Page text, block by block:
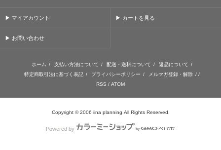
▶ マイアカウント ▶ カートを見る
▶ お問い合わせ
ホーム / 支払い方法について / 配送・送料について / 返品について /
特定商取引法に基づく表記 / プライバシーポリシー / メルマガ登録・解除 / /
RSS / ATOM
Copyright © 2006 iina planning.All Rights Reserved.
Powered by